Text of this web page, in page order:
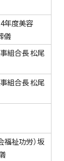
年度美容
儀
組合長 松尾
組合長 松尾
福祉功労）坂